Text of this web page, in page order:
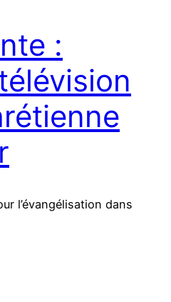
:
l’évangélisation dans